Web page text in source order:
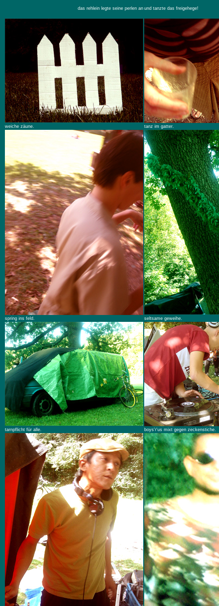
das rehlein legte seine perlen an und tanzte das freigehege!
weiche zäune. tanz im gatter.
spring ins feld. seltsame geweihe.
tarnpflicht für alle. boys'r'us mixt gegen zeckenstiche.